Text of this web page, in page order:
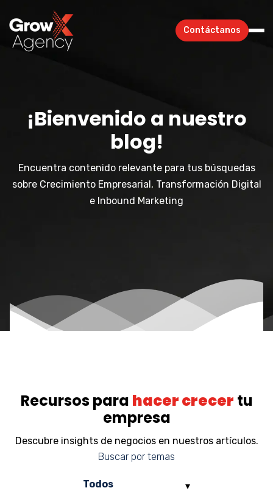
Contáctanos
¡Bienvenido a nuestro
blog!
Encuentra contenido relevante para tus búsquedas
sobre Crecimiento Empresarial, Transformación Digital
e Inbound Marketing
Recursos para hacer crecer tu
empresa
Descubre insights de negocios en nuestros artículos.
Buscar por temas